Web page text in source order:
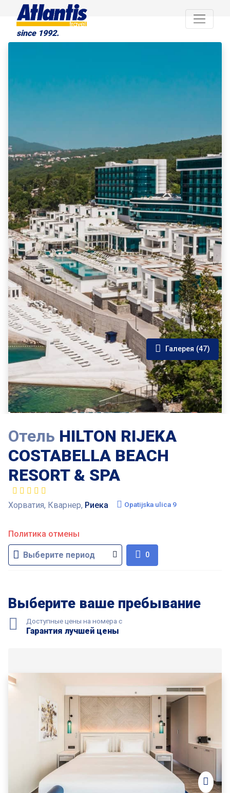
since 1992.
Галерея (47)
Отель HILTON RIJEKA
COSTABELLA BEACH
RESORT & SPA
Хорватия, Кварнер, Риека Opatijska ulica 9
Политика отмены
0
Выберите ваше пребывание
Доступные цены на номера с
Гарантия лучшей цены